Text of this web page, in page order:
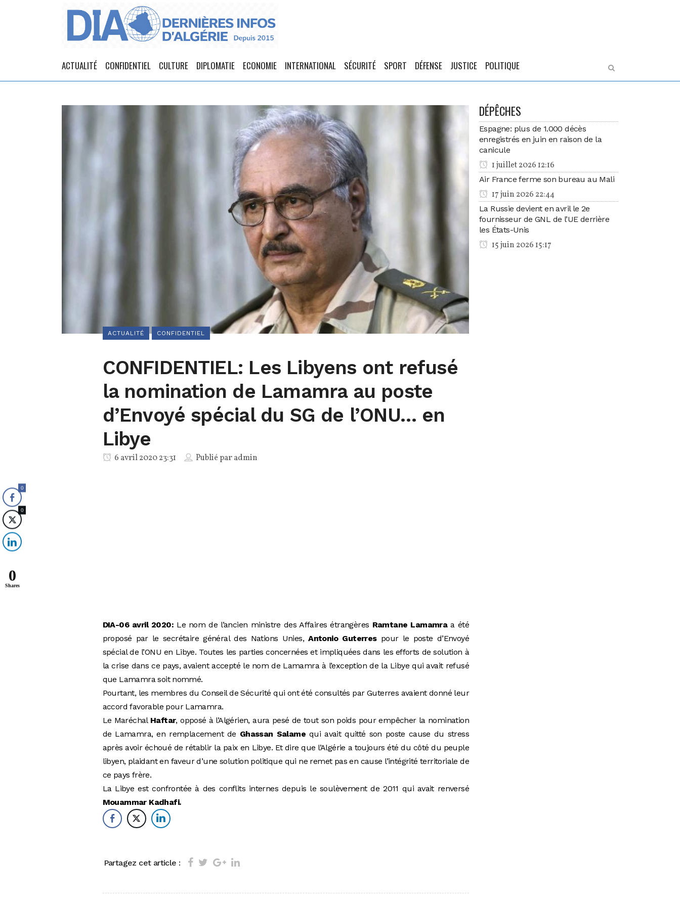
ACTUALITÉ CONFIDENTIEL CULTURE DIPLOMATIE ECONOMIE INTERNATIONAL SÉCURITÉ SPORT DÉFENSE JUSTICE POLITIQUE
ACTUALITÉ CONFIDENTIEL
CONFIDENTIEL: Les Libyens ont refusé
la nomination de Lamamra au poste
d’Envoyé spécial du SG de l’ONU… en
Libye
6 avril 2020 23:31 Publié paradmin
DIA-06 avril 2020: Le nom de l’ancien ministre des Affaires étrangères Ramtane Lamamraa été
proposé par le secrétaire général des Nations Unies,Antonio Guterrespour le poste d’Envoyé
spécial de l’ONU en Libye. Toutes les parties concernées et impliquées dans les efforts de solution à
la crise dans ce pays, avaient accepté le nom de Lamamra à l’exception de la Libye qui avait refusé
que Lamamra soit nommé.
Pourtant, les membres du Conseil de Sécurité qui ont été consultés par Guterres avaient donné leur
accord favorable pour Lamamra.
Le Maréchal Haftar, opposé à l’Algérien, aura pesé de tout son poids pour empêcher la nomination
de Lamamra, en remplacement de Ghassan Salame qui avait quitté son poste cause du stress
après avoir échoué de rétablir la paix en Libye. Et dire que l’Algérie a toujours été du côté du peuple
libyen, plaidant en faveur d’une solution politique qui ne remet pas en cause l’intégrité territoriale de
ce pays frère.
La Libye est confrontée à des conflits internes depuis le soulèvement de 2011 qui avait renversé
Mouammar Kadhafi.
Partagez cet article :
DÉPÊCHES
Espagne: plus de 1.000 décès
enregistrés en juin en raison de la
canicule
1 juillet 2026 12:16
Air France ferme son bureau au Mali
17 juin 2026 22:44
La Russie devient en avril le 2e
fournisseur de GNL de l’UE derrière
les États-Unis
15 juin 2026 15:17
0
0
0
Shares